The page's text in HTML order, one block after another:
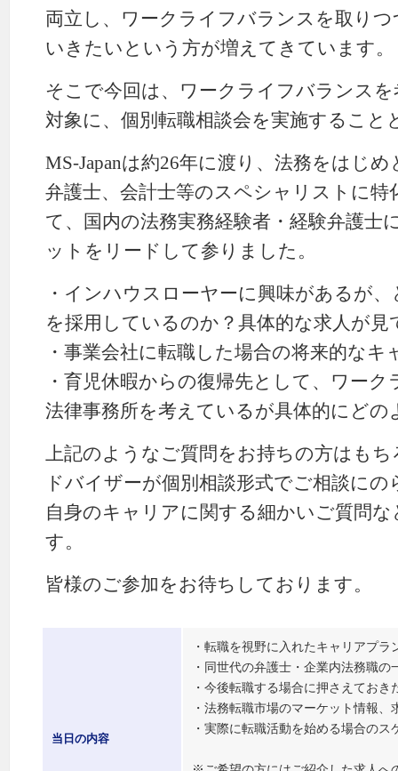
両立し、ワークライフバランスを取り
いきたいという方が増えてきています。
そこで今回は、ワークライフバランス
対象に、個別転職相談会を実施すること
MS-Japanは約26年に渡り、法務をはじ
弁護士、会計士等のスペシャリストに特
て、国内の法務実務経験者・経験弁護士
ットをリードして参りました。
・インハウスローヤーに興味があるが
を採用しているのか？具体的な求人が見
・事業会社に転職した場合の将来的なキ
・育児休暇からの復帰先として、ワー
法律事務所を考えているが具体的にど
上記のようなご質問をお持ちの方はも
ドバイザーが個別相談形式でご相談に
自身のキャリアに関する細かいご質問
す。
皆様のご参加をお待ちしております。
当日の内容
・転職を視野に入れたキャリアプラ
・同世代の弁護士・企業内法務職の
・今後転職する場合に押さえておき
・法務転職市場のマーケット情報、
・実際に転職活動を始める場合のス